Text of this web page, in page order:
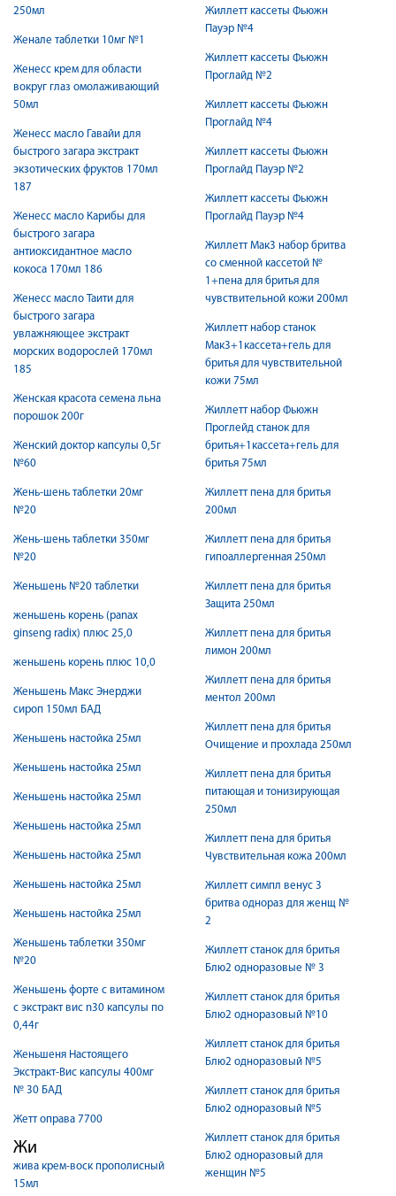
250мл
Женале таблетки 10мг №1
Женесс крем для области
вокруг глаз омолаживающий
50мл
Женесс масло Гавайи для
быстрого загара экстракт
экзотических фруктов 170мл
187
Женесс масло Карибы для
быстрого загара
антиоксидантное масло
кокоса 170мл 186
Женесс масло Таити для
быстрого загара
увлажняющее экстракт
морских водорослей 170мл
185
Женская красота семена льна
порошок 200г
Женский доктор капсулы 0,5г
№60
Жень-шень таблетки 20мг
№20
Жень-шень таблетки 350мг
№20
Женьшень №20 таблетки
женьшень корень (panax
ginseng radix) плюс 25,0
женьшень корень плюс 10,0
Женьшень Макс Энерджи
сироп 150мл БАД
Женьшень настойка 25мл
Женьшень настойка 25мл
Женьшень настойка 25мл
Женьшень настойка 25мл
Женьшень настойка 25мл
Женьшень настойка 25мл
Женьшень настойка 25мл
Женьшень таблетки 350мг
№20
Женьшень форте с витамином
с экстракт вис n30 капсулы по
0,44г
Женьшеня Настоящего
Экстракт-Вис капсулы 400мг
№ 30 БАД
Жетт оправа 7700
Жи
жива крем-воск прополисный
15мл
Жиллетт кассеты Фьюжн
Пауэр №4
Жиллетт кассеты Фьюжн
Проглайд №2
Жиллетт кассеты Фьюжн
Проглайд №4
Жиллетт кассеты Фьюжн
Проглайд Пауэр №2
Жиллетт кассеты Фьюжн
Проглайд Пауэр №4
Жиллетт Мак3 набор бритва
со сменной кассетой №
1+пена для бритья для
чувствительной кожи 200мл
Жиллетт набор станок
Мак3+1кассета+гель для
бритья для чувствительной
кожи 75мл
Жиллетт набор Фьюжн
Проглейд станок для
бритья+1кассета+гель для
бритья 75мл
Жиллетт пена для бритья
200мл
Жиллетт пена для бритья
гипоаллергенная 250мл
Жиллетт пена для бритья
Защита 250мл
Жиллетт пена для бритья
лимон 200мл
Жиллетт пена для бритья
ментол 200мл
Жиллетт пена для бритья
Очищение и прохлада 250мл
Жиллетт пена для бритья
питающая и тонизирующая
250мл
Жиллетт пена для бритья
Чувствительная кожа 200мл
Жиллетт симпл венус 3
бритва однораз для женщ №
2
Жиллетт станок для бритья
Блю2 одноразовые № 3
Жиллетт станок для бритья
Блю2 одноразовый №10
Жиллетт станок для бритья
Блю2 одноразовый №5
Жиллетт станок для бритья
Блю2 одноразовый №5
Жиллетт станок для бритья
Блю2 одноразовый для
женщин №5